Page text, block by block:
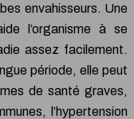
envahisseurs. Une
l’organisme à se
assez facilement.
période, elle peut
de santé graves,
l’hypertension